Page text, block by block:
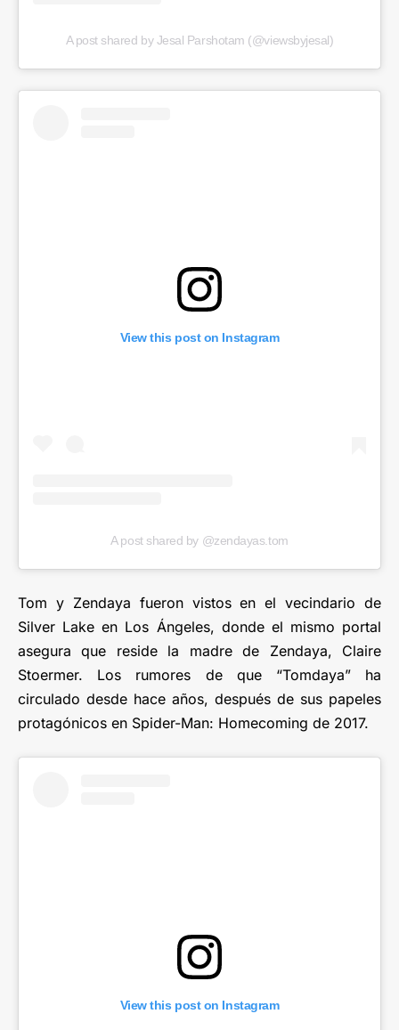
A post shared by Jesal Parshotam (@viewsbyjesal)
View this post on Instagram
A post shared by @zendayas.tom
Tom y Zendaya fueron vistos en el vecindario de
Silver Lake en Los Ángeles, donde el mismo portal
asegura que reside la madre de Zendaya, Claire
Stoermer. Los rumores de que “Tomdaya” ha
circulado desde hace años, después de sus papeles
protagónicos en Spider-Man: Homecoming de 2017.
View this post on Instagram